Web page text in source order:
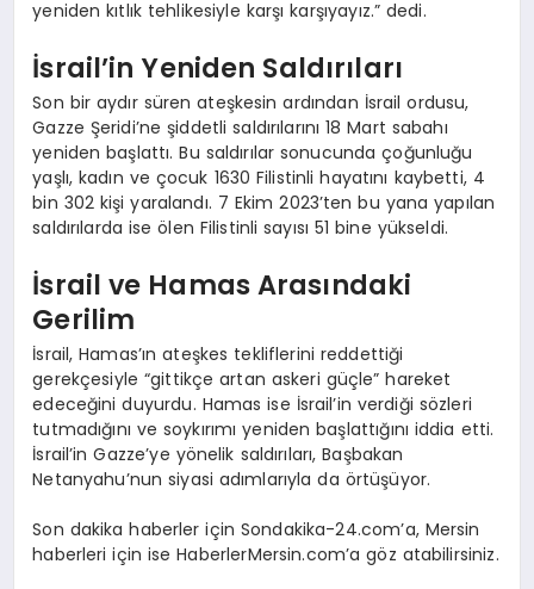
DIĞER
yeniden kıtlık tehlikesiyle karşı karşıyayız.” dedi.
İsrail’in Yeniden Saldırıları
Son bir aydır süren ateşkesin ardından İsrail ordusu,
Gazze Şeridi’ne şiddetli saldırılarını 18 Mart sabahı
yeniden başlattı. Bu saldırılar sonucunda çoğunluğu
yaşlı, kadın ve çocuk 1630 Filistinli hayatını kaybetti, 4
bin 302 kişi yaralandı. 7 Ekim 2023’ten bu yana yapılan
saldırılarda ise ölen Filistinli sayısı 51 bine yükseldi.
İsrail ve Hamas Arasındaki
Gerilim
İsrail, Hamas’ın ateşkes tekliflerini reddettiği
gerekçesiyle “gittikçe artan askeri güçle” hareket
edeceğini duyurdu. Hamas ise İsrail’in verdiği sözleri
tutmadığını ve soykırımı yeniden başlattığını iddia etti.
İsrail’in Gazze’ye yönelik saldırıları, Başbakan
Netanyahu’nun siyasi adımlarıyla da örtüşüyor.
Son dakika haberler için Sondakika-24.com’a, Mersin
haberleri için ise HaberlerMersin.com’a göz atabilirsiniz.